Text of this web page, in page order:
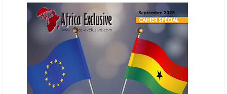
en place une plateforme numérique destinée à donner la priorité aux
entreprises du continent dans les marchés du secteur énergétique.
Cet outil permettra de recenser les entreprises africaines opérant dans
la chaîne de valeur énergétique et de publier des appels d’offres
ouverts en priorité aux sociétés du continent. Le projet est en phase
finale de développement et devrait aboutir, d’ici fin 2026 ou début
2027, à un bulletin africain des appels d’offres dans le secteur de
l’énergie.